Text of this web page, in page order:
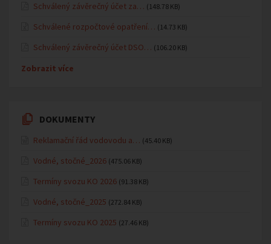
Schválený závěrečný účet za… (148.78 KB)
Schválené rozpočtové opatření… (14.73 KB)
Schválený závěrečný účet DSO… (106.20 KB)
Zobrazit více
DOKUMENTY
Reklamační řád vodovodu a… (45.40 KB)
Vodné, stočné_2026 (475.06 KB)
Termíny svozu KO 2026 (91.38 KB)
Vodné, stočné_2025 (272.84 KB)
Termíny svozu KO 2025 (27.46 KB)